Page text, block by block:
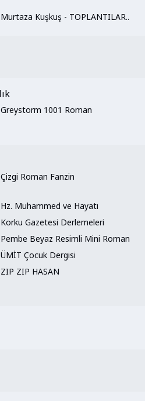
Murtaza Kuşkuş - TOPLANTILAR..
Greystorm 1001 Roman
Çizgi Roman Fanzin
Hz. Muhammed ve Hayatı
Korku Gazetesi Derlemeleri
Pembe Beyaz Resimli Mini Roman
ÜMİT Çocuk Dergisi
ZIP ZIP HASAN